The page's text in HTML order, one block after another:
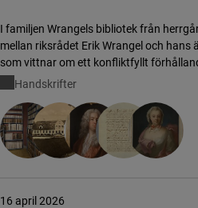
I familjen Wrangels bibliotek från
mellan riksrådet Erik Wrangel och hans
som vittnar om ett konfliktfyllt
tillgängliga genom en nyutkommen bok.
Handskrifter
16 april 2026